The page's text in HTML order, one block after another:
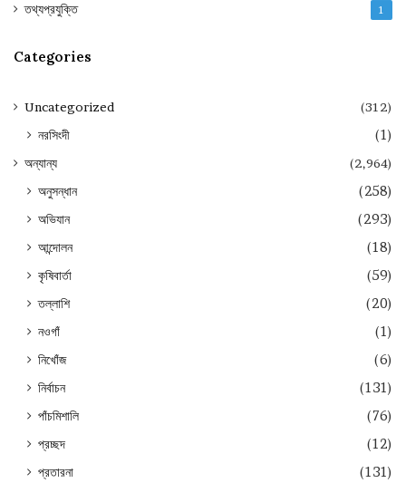
তথ্যপ্রযুক্তি 1
Categories
Uncategorized (312)
নরসিংদী (1)
অন্যান্য (2,964)
অনুসন্ধান
(258)
অভিযান
(293)
আন্দোলন
(18)
কৃষিবার্তা
(59)
তল্লাশি
(20)
নওগাঁ
(1)
নিখোঁজ
(6)
নির্বাচন
(131)
পাঁচমিশালি
(76)
প্রচ্ছদ
(12)
প্রতারনা
(131)